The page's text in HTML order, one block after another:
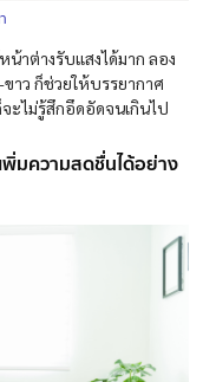
าต่างรับแสงได้มาก ลอง
าว ก็ช่วยให้บรรยากาศ
ะไม่รู้สึกอึดอัดจนเกินไป
พิ่มความสดชื่นได้อย่าง